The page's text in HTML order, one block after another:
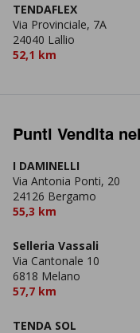
TENDAFLEX
Via Provinciale, 7A
24040 Lallio
52,1 km
Punti Vendita
I DAMINELLI
Via Antonia Ponti, 20
24126 Bergamo
55,3 km
Selleria Vassali
Via Cantonale 10
6818 Melano
57,7 km
TENDA SOL